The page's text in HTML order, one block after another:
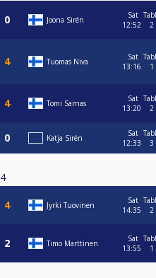
Joona Sirén
Sat
12:52
2
Tuomas Niva
Sat
13:16
1
Tomi Sarnas
Sat
13:20
2
Katja Sirén
Sat
12:33
3
4
Jyrki Tuovinen
Sat
14:35
2
Timo Marttinen
Sat
13:55
1